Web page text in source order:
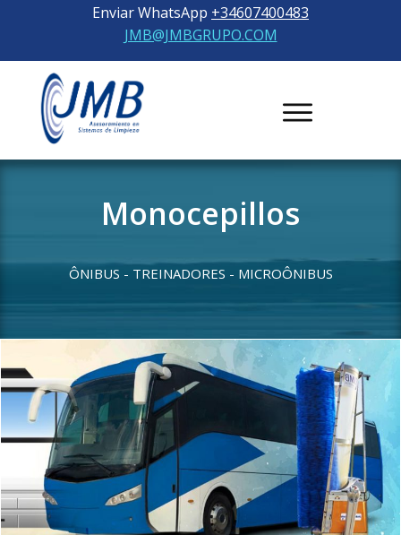
Enviar WhatsApp +34607400483
JMB@JMBGRUPO.COM
Monocepillos
ÔNIBUS - TREINADORES - MICROÔNIBUS